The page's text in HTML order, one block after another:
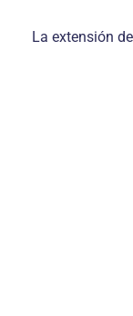
La extensión